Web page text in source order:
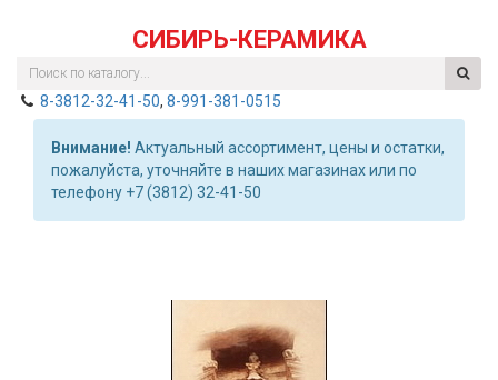
СИБИРЬ-КЕРАМИКА
8-3812-32-41-50, 8-991-381-0515
Внимание! Актуальный ассортимент, цены и остатки,
пожалуйста, уточняйте в наших магазинах или по
телефону +7 (3812) 32-41-50